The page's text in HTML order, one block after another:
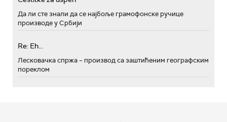
Да ли сте знали да се најбоље грамофонске ручице
производе у Србији
Re: Eh...
Лесковачка спржа – производ са заштићеним географским
пореклом